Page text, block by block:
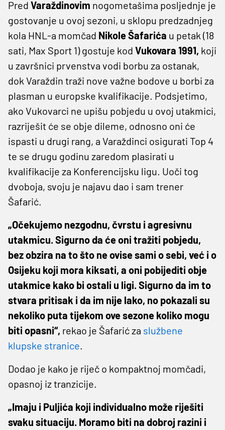
Pred Varaždinovim nogometašima posljednje je
gostovanje u ovoj sezoni, u sklopu predzadnjeg
kola HNL-a momčad Nikole Šafarića u petak (18
sati, Max Sport 1) gostuje kod Vukovara 1991, koji
u završnici prvenstva vodi borbu za ostanak,
dok Varaždin traži nove važne bodove u borbi za
plasman u europske kvalifikacije. Podsjetimo,
ako Vukovarci ne upišu pobjedu u ovoj utakmici,
razriješit će se obje dileme, odnosno oni će
ispasti u drugi rang, a Varaždinci osigurati Top 4
te se drugu godinu zaredom plasirati u
kvalifikacije za Konferencijsku ligu. Uoči tog
dvoboja, svoju je najavu dao i sam trener
Šafarić.
„Očekujemo nezgodnu, čvrstu i agresivnu
utakmicu. Sigurno da će oni tražiti pobjedu,
bez obzira na to što ne ovise sami o sebi, već i o
Osijeku koji mora kiksati, a oni pobijediti obje
utakmice kako bi ostali u ligi. Sigurno da im to
stvara pritisak i da im nije lako, no pokazali su
nekoliko puta tijekom ove sezone koliko mogu
biti opasni“, rekao je Šafarić za službene
klupske stranice.
Dodao je kako je riječ o kompaktnoj momčadi,
opasnoj iz tranzicije.
„Imaju i Puljića koji individualno može riješiti
svaku situaciju. Moramo biti na dobroj razini i